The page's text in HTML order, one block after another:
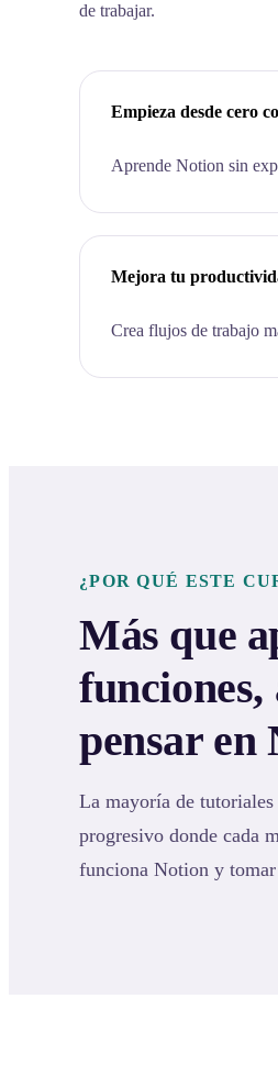
de trabajar.
Empieza desde cero
Aprende Notion sin
Mejora tu
Crea flujos de trabajo
¿POR QUÉ ESTE
Más que
funciones,
pensar en
La mayoría de tutoriales
progresivo donde cada
funciona Notion y